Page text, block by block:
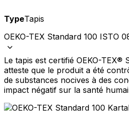
TypeTapis
OEKO-TEX Standard 100 ISTO
Le tapis est certifié OEKO-TEX®
atteste que le produit a été
de substances nocives à des
impact négatif sur la santé